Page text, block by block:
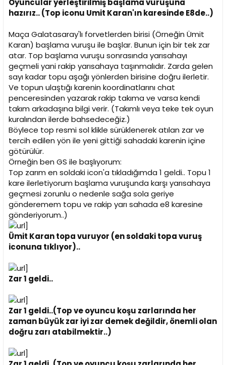
Oyuncular yerleştirilmiş başlama vuruşuna
hazırız.. (Top iconu Umit Karan'ın karesinde E8de..)
Maça Galatasaray'lı forvetlerden birisi (Örneğin Ümit
Karan) başlama vuruşu ile başlar. Bunun için bir tek zar
atar. Top başlama vuruşu sonrasında yarısahayı
geçmeli yani rakip yarısahaya taşınmalıdır. Zarda gelen
sayı kadar topu aşağı yönlerden birisine doğru ilerletir.
Ve topun ulaştığı karenin koordinatlarını chat
penceresinden yazarak rakip takıma ve varsa kendi
takım arkadaşına bilgi verir. (Takımlı veya teke tek oyun
kuralından ilerde bahsedeceğiz.)
Böylece top resmi sol klikle sürüklenerek atılan zar ve
tercih edilen yön ile yeni gittiği sahadaki karenin içine
götürülür.
Örneğin ben GS ile başlıyorum:
Top zarım en soldaki icon'a tıkladığımda 1 geldi.. Topu 1
kare ilerletiyorum başlama vuruşunda karşı yarısahaya
geçmesi zorunlu o nedenle sağa sola geriye
gönderemem topu ve rakip yarı sahada e8 karesine
gönderiyorum..)
Ümit Karan topa vuruyor (en soldaki topa vuruş
iconuna tıklıyor)..
Zar 1 geldi..
Zar 1 geldi..(Top ve oyuncu koşu zarlarında her
zaman büyük zar iyi zar demek değildir, önemli olan
doğru zarı atabilmektir..)